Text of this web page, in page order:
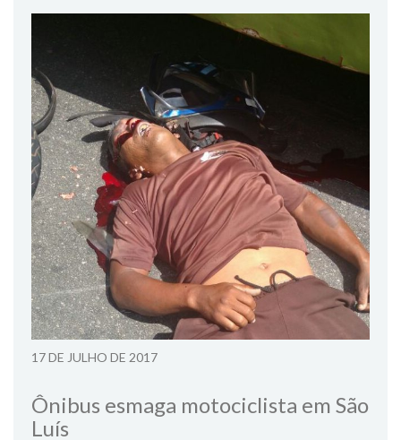
17 DE JULHO DE 2017
Ônibus esmaga motociclista em São
Luís